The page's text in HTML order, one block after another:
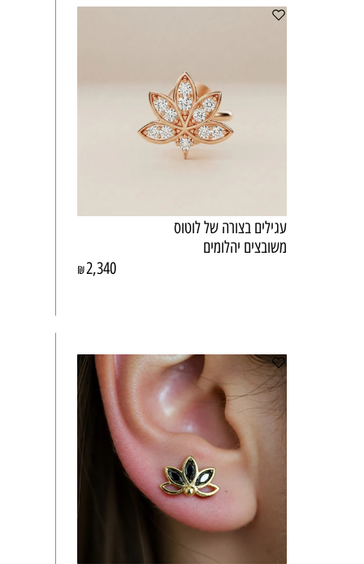
עגילים בצורה של לוטוס
משובצים יהלומים
₪2,340